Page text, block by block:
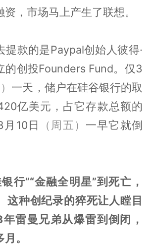
，市场马上产生了联想。
提款的是Paypal创始人彼得·
的创投Founders Fund。仅3
一天，储户在硅谷银行的取
亿美元，占它存款总额的
10日
（周五） 一早它就倒
行”“金融全明星”到死亡，
这种创纪录的猝死让人瞠目
雷曼兄弟从爆雷到倒闭，
。